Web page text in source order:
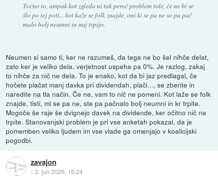
Točno to, ampak kot zgleda ni tak pereč problem tole, če ne bi se
šlo po tej poti... kot kaže se folk znajde, oni ki se pa ne so pa pač
malo bolj neumni in naj trpijo.
Neumen si samo ti, ker ne razumeš, da tega ne bo šel nihče delat,
zato ker je veliko dela, verjetnost uspeha pa 0%. Je razlog, zakaj
to nihče za nič ne dela. To je enako, kot da bi jaz predlagal, če
hočete plačat manj davka pri dividendah, plači..., se zberite in
naredite na tla način. Če ne, vam to nič ne pomeni. Kot laže se folk
znajde, tisti, mi se pa ne, ste pa pačnalo bolj neumni in kr trpite.
Mogoče še raje še dvignejo davek na dividende, ker očitno nič ne
trpite. Stanovanjski problem je pri vse anketah pokazal, da je
pomemben veliko ljudem im vse vlade ga omenjajo v koalicijski
pogodbi.
zavajon
::2. jun 2026, 15:24